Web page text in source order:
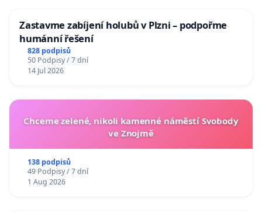
Zastavme zabíjení holubů v Plzni – podpořme
humánní řešení
828 podpisů
50 Podpisy / 7 dní
14 Jul 2026
Chceme zelené, nikoli kamenné náměstí Svobody
ve Znojmě
138 podpisů
49 Podpisy / 7 dní
1 Aug 2026